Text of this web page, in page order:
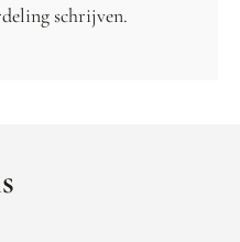
schrijven.